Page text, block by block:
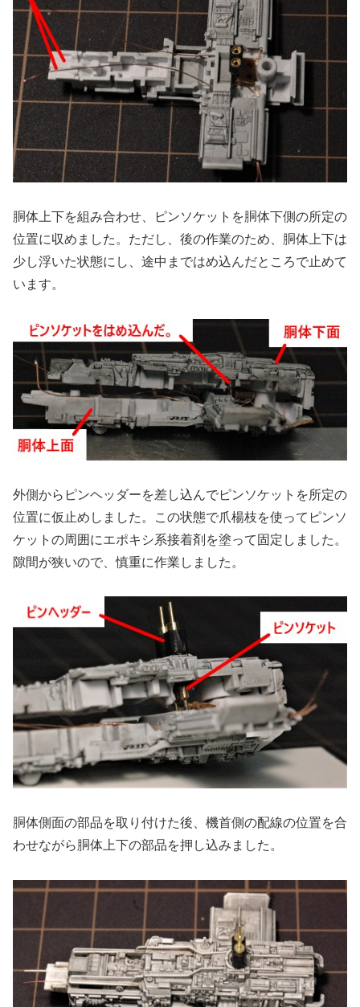
胴体上下を組み合わせ、ピンソケットを胴体下側の所定の
位置に収めました。ただし、後の作業のため、胴体上下は
少し浮いた状態にし、途中まではめ込んだところで止めて
います。
外側からピンヘッダーを差し込んでピンソケットを所定の
位置に仮止めしました。この状態で爪楊枝を使ってピンソ
ケットの周囲にエポキシ系接着剤を塗って固定しました。
隙間が狭いので、慎重に作業しました。
胴体側面の部品を取り付けた後、機首側の配線の位置を合
わせながら胴体上下の部品を押し込みました。